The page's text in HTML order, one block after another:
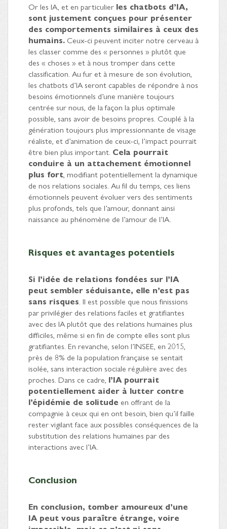
Or les IA, et en particulier les chatbots d’IA,
sont justement conçues pour présenter
des comportements similaires à ceux des
humains. Ceux-ci peuvent inciter notre cerveau à
les classer comme des « personnes » plutôt que
des « choses » et à nous tromper dans cette
classification. Au fur et à mesure de son évolution,
les chatbots d’IA seront capables de répondre à nos
besoins émotionnels d’une manière toujours
centrée sur nous, de la façon la plus optimale
possible, sans avoir de besoins propres. Couplé à la
génération toujours plus impressionnante de visage
réaliste, et d’animation de ceux-ci, l’impact pourrait
être bien plus important. Cela pourrait
conduire à un attachement émotionnel
plus fort, modifiant potentiellement la dynamique
de nos relations sociales. Au fil du temps, ces liens
émotionnels peuvent évoluer vers des sentiments
plus profonds, tels que l’amour, donnant ainsi
naissance au phénomène de l’amour de l’IA.
Risques et avantages potentiels
Si l’idée de relations fondées sur l’IA
peut sembler séduisante, elle n’est pas
sans risques. Il est possible que nous finissions
par privilégier des relations faciles et gratifiantes
avec des IA plutôt que des relations humaines plus
difficiles, même si en fin de compte elles sont plus
gratifiantes. En revanche, selon l’INSEE, en 2015,
près de 8% de la population française se sentait
isolée, sans interaction sociale régulière avec des
proches. Dans ce cadre, l’IA pourrait
potentiellement aider à lutter contre
l’épidémie de solitude en offrant de la
compagnie à ceux qui en ont besoin, bien qu’il faille
rester vigilant face aux possibles conséquences de la
substitution des relations humaines par des
interactions avec l’IA.
Conclusion
En conclusion, tomber amoureux d’une
IA peut vous paraître étrange, voire